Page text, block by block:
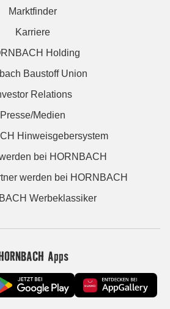
Marktfinder
Karriere
Holding
Baustoff Union
Relations
Presse/Medien
Hinweisgebersystem
bei HORNBACH
werden bei HORNBACH
Werbeklassiker
Apps